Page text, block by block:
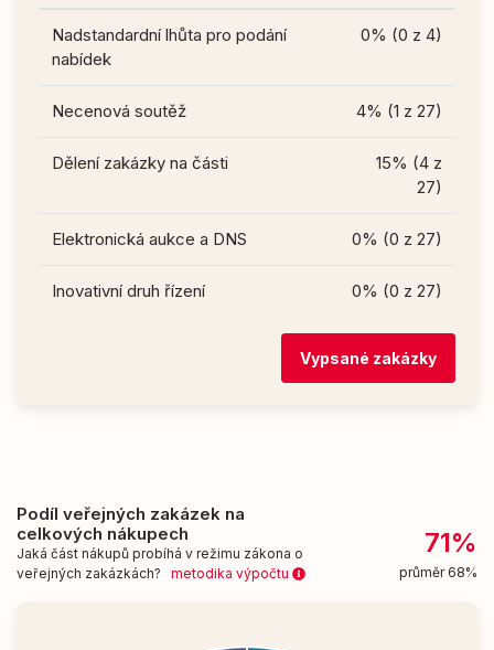
Nadstandardní lhůta pro podání
nabídek
0% (0 z 4)
Necenová soutěž 4% (1 z 27)
Dělení zakázky na části
15% (4 z
27)
Elektronická aukce a DNS 0% (0 z 27)
Inovativní druh řízení 0% (0 z 27)
Vypsané zakázky
Podíl veřejných zakázek na
celkových nákupech
Jaká část nákupů probíhá v režimu zákona o
veřejných zakázkách? metodika výpočtu
71%
průměr 68%